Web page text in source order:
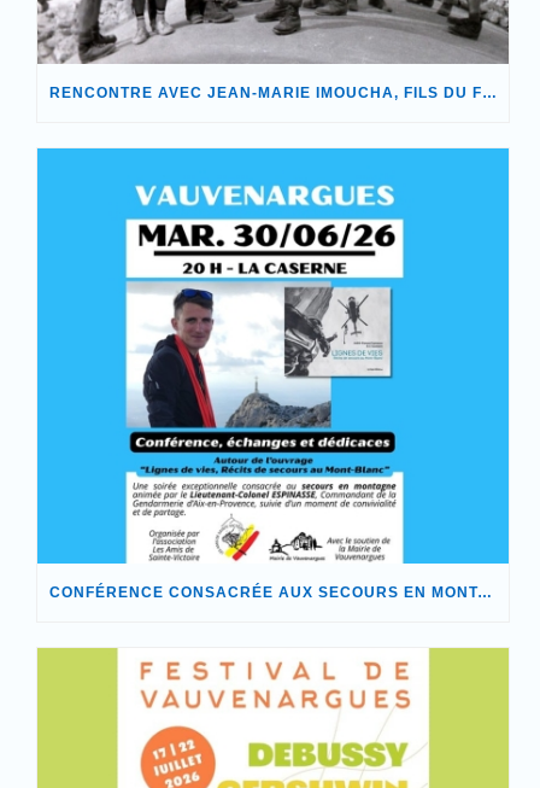
RENCONTRE AVEC JEAN-MARIE IMOUCHA, FILS DU FONDATEUR DE NOTRE ASSOCIATION
CONFÉRENCE CONSACRÉE AUX SECOURS EN MONTAGNE